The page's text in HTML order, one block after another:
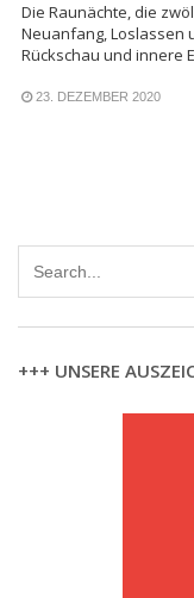
Die Raunächte, die
Neuanfang, Loslassen
Rückschau und innere
23. DEZEMBER 2020
+++ UNSERE